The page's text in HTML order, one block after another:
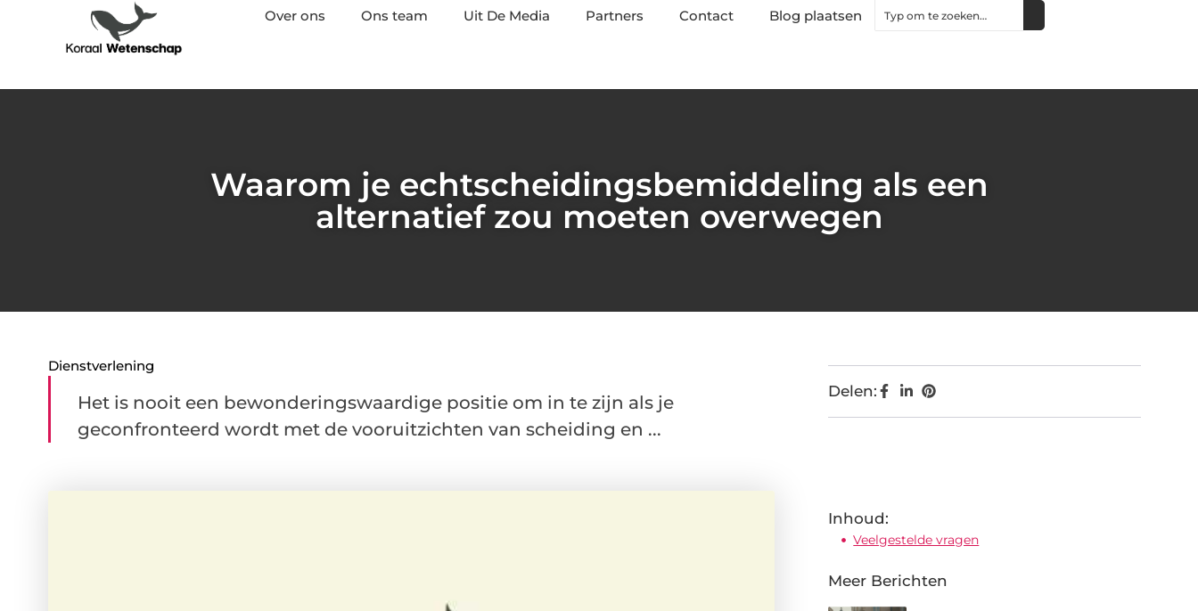
Over ons Ons team Uit De Media Partners Contact Blog plaatsen
Waarom je echtscheidingsbemiddeling als een
alternatief zou moeten overwegen
Dienstverlening
Het is nooit een bewonderingswaardige positie om in te zijn als je
geconfronteerd wordt met de vooruitzichten van scheiding en ...
Delen:
Inhoud:
Veelgestelde vragen
Meer Berichten